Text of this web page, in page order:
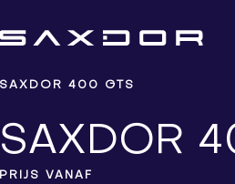
400 GTS
VANAF